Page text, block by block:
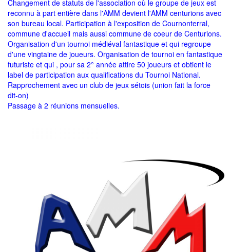
Changement de statuts de l'association où le groupe de jeux est
reconnu à part entière dans l'AMM devient l'AMM centurions avec
son bureau local. Participation à l'exposition de Cournonterral,
commune d'accueil mais aussi commune de coeur de Centurions.
Organisation d'un tournoi médiéval fantastique et qui regroupe
d'une vingtaine de joueurs. Organisation de tournoi en fantastique
futuriste et qui , pour sa 2° année attire 50 joueurs et obtient le
label de participation aux qualifications du Tournoi National.
Rapprochement avec un club de jeux sétois (union fait la force
dit-on)
Passage à 2 réunions mensuelles.